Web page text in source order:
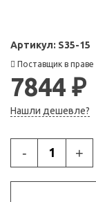
Артикул: S35-15
Поставщик в
7844 ₽
Нашли дешевле?
- +